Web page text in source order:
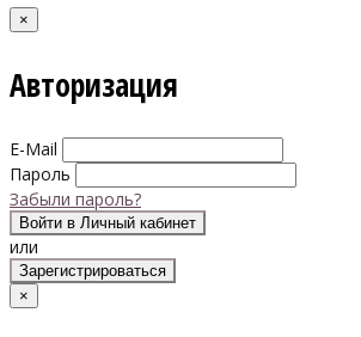
×
Авторизация
E-Mail
Пароль
Забыли пароль?
Войти в Личный кабинет
или
Зарегистрироваться
×